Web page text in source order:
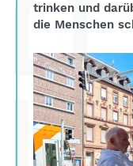
trinken und
die Menschen